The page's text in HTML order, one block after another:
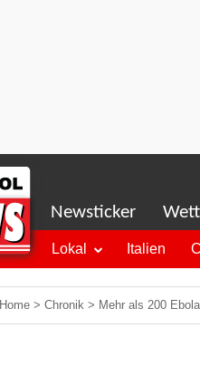
Newsticker
Lokal Italien
Home > Chronik > Mehr als 200